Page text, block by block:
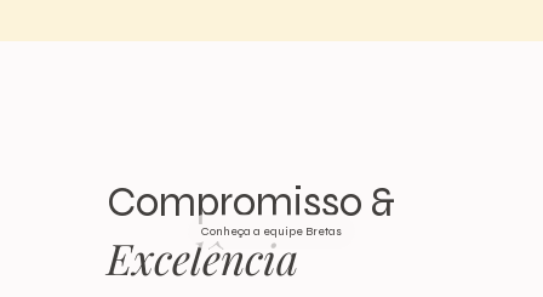
Compromisso &
Excelência
Conheça a equipe Bretas